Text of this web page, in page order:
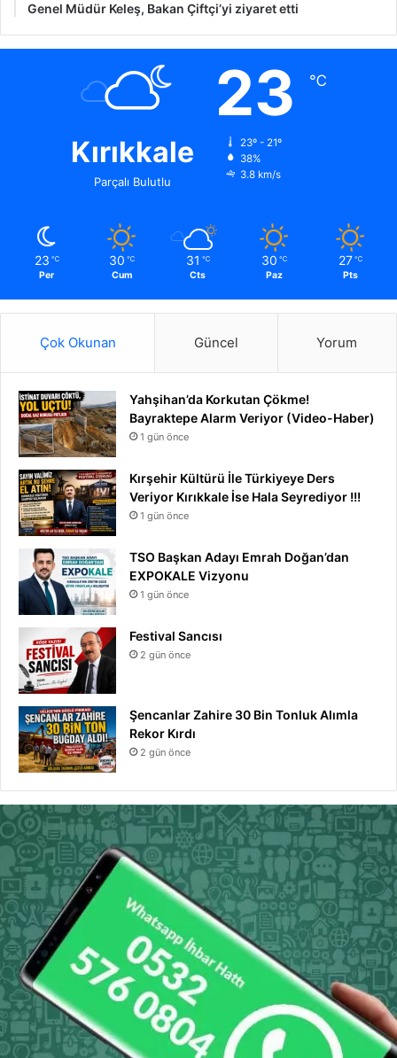
Genel Müdür Keleş, Bakan Çiftçi’yi ziyaret etti
Kırıkkale
Parçalı Bulutlu
23 ℃
23º - 21º
38%
3.8 km/s
23 ℃
Per
30 ℃
Cum
31 ℃
Cts
30 ℃
Paz
27 ℃
Pts
Çok Okunan Güncel Yorum
Yahşihan’da Korkutan Çökme!
Bayraktepe Alarm Veriyor (Video-Haber)
1 gün önce
Kırşehir Kültürü İle Türkiyeye Ders
Veriyor Kırıkkale İse Hala Seyrediyor !!!
1 gün önce
TSO Başkan Adayı Emrah Doğan’dan
EXPOKALE Vizyonu
1 gün önce
Festival Sancısı
2 gün önce
Şencanlar Zahire 30 Bin Tonluk Alımla
Rekor Kırdı
2 gün önce